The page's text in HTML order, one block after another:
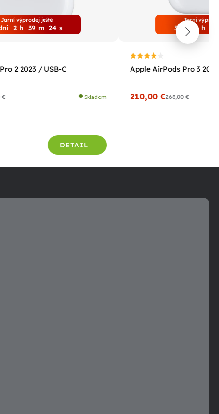
Jarní výprodej ještě
2 h 39 m 22 s
2 2023 / USB-C
€ Skladem
DETAIL
Jarní
3 dni 2 h
Apple AirPods Pro 3
268,00 €
210,00 €